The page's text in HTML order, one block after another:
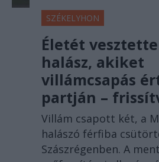
SZÉKELYHON
Életét
halász, akiket
villámcsapás
partján –
Villám csapott két, a
halászó férfiba
Szászrégenben. A